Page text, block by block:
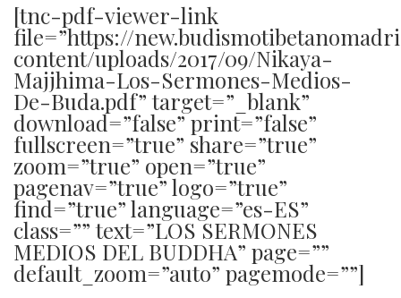
[tnc-pdf-viewer-link
file=”https://
content/uploads/2017/09/Nikaya-
Majjhima-Los-Sermones-Medios-
De-Buda.pdf” target=”_blank”
download=”false” print=”false”
fullscreen=”true” share=”true”
zoom=”true” open=”true”
pagenav=”true” logo=”true”
find=”true” language=”es-ES”
class=”” text=”LOS SERMONES
MEDIOS DEL BUDDHA” page=””
default_zoom=”auto” pagemode=””]